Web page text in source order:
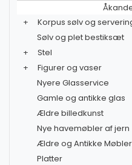
+
Korpus sølv og
Sølv og plet bestiksæt
+
Stel
+
Figurer og vaser
Nyere Glasservice
Gamle og antikke glas
Ældre billedkunst
Nye havemøbler af jern
Ældre og Antikke Møbler
Platter